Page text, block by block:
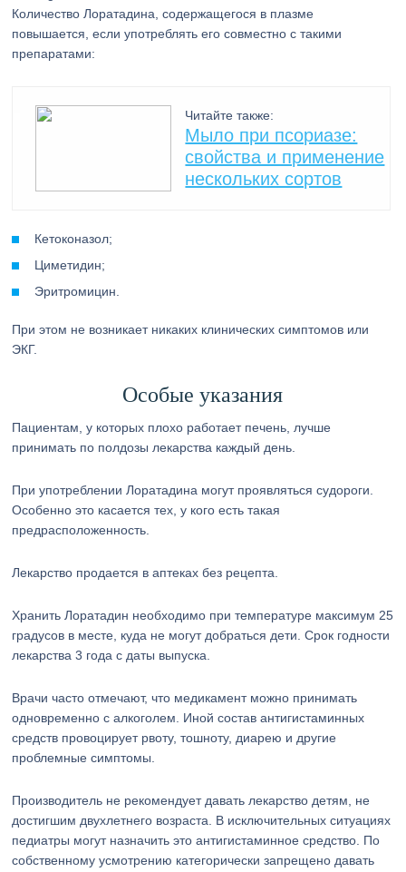
Количество Лоратадина, содержащегося в плазме
повышается, если употреблять его совместно с такими
препаратами:
Читайте также:
Мыло при псориазе:
свойства и применение
нескольких сортов
Кетоконазол;
Циметидин;
Эритромицин.
При этом не возникает никаких клинических симптомов или
ЭКГ.
Особые указания
Пациентам, у которых плохо работает печень, лучше
принимать по полдозы лекарства каждый день.
При употреблении Лоратадина могут проявляться судороги.
Особенно это касается тех, у кого есть такая
предрасположенность.
Лекарство продается в аптеках без рецепта.
Хранить Лоратадин необходимо при температуре максимум 25
градусов в месте, куда не могут добраться дети. Срок годности
лекарства 3 года с даты выпуска.
Врачи часто отмечают, что медикамент можно принимать
одновременно с алкоголем. Иной состав антигистаминных
средств провоцирует рвоту, тошноту, диарею и другие
проблемные симптомы.
Производитель не рекомендует давать лекарство детям, не
достигшим двухлетнего возраста. В исключительных ситуациях
педиатры могут назначить это антигистаминное средство. По
собственному усмотрению категорически запрещено давать